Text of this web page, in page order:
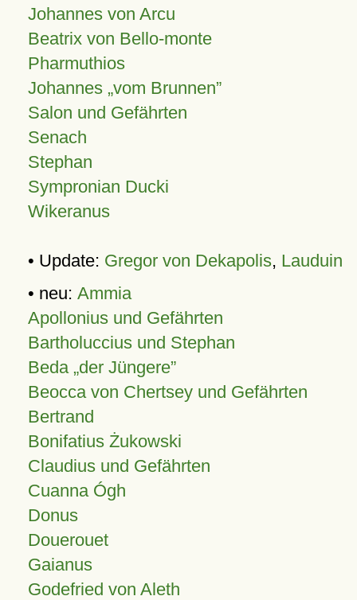
Johannes von Arcu
Beatrix von Bello-monte
Pharmuthios
Johannes vom Brunnen
Salon und Gefährten
Senach
Stephan
Sympronian Ducki
Wikeranus
• Update: Gregor von Dekapolis, Lauduin
• neu: Ammia
Apollonius und Gefährten
Bartholuccius und Stephan
Beda „der Jüngere”
Beocca von Chertsey und Gefährten
Bertrand
Bonifatius Żukowski
Claudius und Gefährten
Cuanna Ógh
Donus
Douerouet
Gaianus
Godefried von Aleth